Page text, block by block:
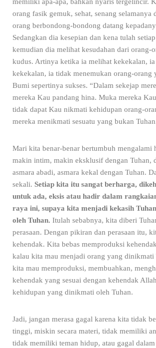
memiliki apa-apa, bahkan nyaris tergelincir.
orang fasik gemuk, sehat, senang selamanya
orang berbondong-bondong datang
Sedangkan dia kesepian dan kena tulah
kemudian dia melihat kesudahan dari orang-
kudus. Artinya ketika ia melihat kekekalan,
kekekalan, ia tidak menemukan orang-orang
Bumi sepertinya sukses. “Dalam sekejap
mereka Kau pandang hina. Muka mereka
tidak dapat Kau nikmati kehidupan orang-
mereka menikmati sesuatu yang bukan
Mari kita benar-benar bertumbuh mengalami
makin intim, makin eksklusif dengan Tuhan,
asmara abadi, asmara kekal dengan Tuhan.
sekali. Setiap kita itu sangat berharga,
untuk ada, eksis atau hadir dalam
raya ini, supaya kita menjadi kekasih
oleh Tuhan. Itulah sebabnya, kita diberi
perasaan. Dengan pikiran dan perasaan itu,
kehendak. Kita bebas memproduksi
kalau kita mau menjadi orang yang dinikmati
kita mau memproduksi, membuahkan,
kehendak yang sesuai dengan kehendak
kehidupan yang dinikmati oleh Tuhan.
Jadi, jangan merasa gagal karena kita tidak
tinggi, miskin secara materi, tidak memiliki
tidak memiliki teman hidup, atau gagal dalam